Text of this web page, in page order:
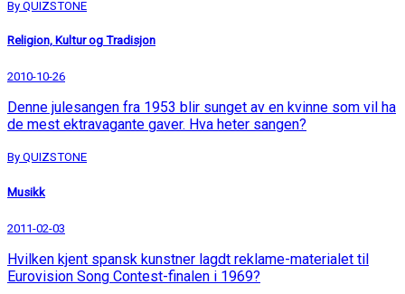
By QUIZSTONE
Religion, Kultur og Tradisjon
2010-10-26
Denne julesangen fra 1953 blir sunget av en kvinne som vil ha
de mest ektravagante gaver. Hva heter sangen?
By QUIZSTONE
Musikk
2011-02-03
Hvilken kjent spansk kunstner lagdt reklame-materialet til
Eurovision Song Contest-finalen i 1969?